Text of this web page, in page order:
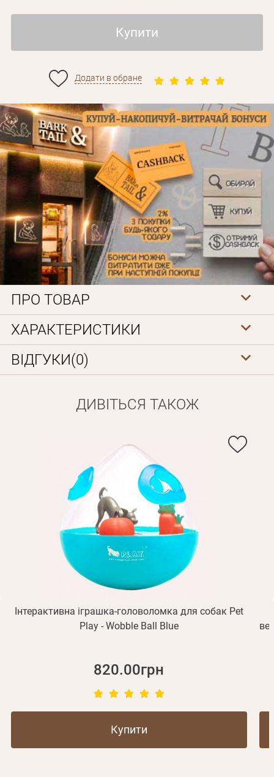
Купити
Додати в обране
ПРО ТОВАР
ХАРАКТЕРИСТИКИ
ВІДГУКИ(0)
ДИВІТЬСЯ ТАКОЖ
Інтерактивна іграшка-головоломка для собак Pet
Play - Wobble Ball Blue
820.00грн
Купити
Відправити
Увійти
Реєстрація
або з допомогою
Особисті дані
Отримувати повідомлення про новинки, знижки, акції
Відправити
Згадали пароль?
Вам на пошту буде відправлено лист з посиланням для
підтвердження реєстрації.
Не прийшов лист?
Повторити відправку
Дані не підв'язані до одного облікового запису, або ваш
обліковий запис не підтверджена